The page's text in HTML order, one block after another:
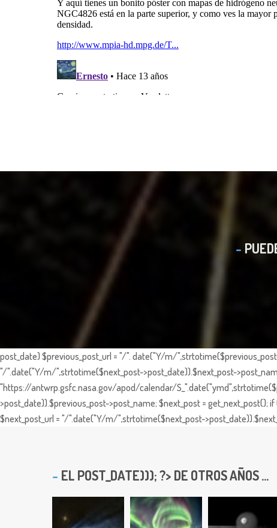
post_date) $previous_post_url = "/". date("Y/m/
"/".date("Y/m/",strtotime($next_post->post_date)).$next_post-
"https://antwrp.gsfc.nasa.gov/apod/calendar/
>post_date)).$previous_post->post_name; $next_post =
$next_post_url = "/".date("Y/m/",strtotime($next_post-
EL POST_DATE))); ?> DE OTROS AÑOS ...